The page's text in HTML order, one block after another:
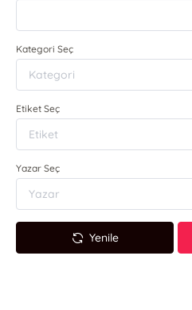
Kategori Seç
Etiket Seç
Yazar Seç
Yenile